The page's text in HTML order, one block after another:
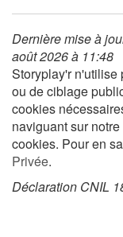
Rencontres et
Contes d'ici et
Autour de la lecture
Apprendre à lire
Livre audio
Dernière mise à
août 2026 à 11:48
Storyplay'r n'utilise
ou de ciblage
cookies
naviguant sur
cookies. Pour en
Privée.
Déclaration CNIL